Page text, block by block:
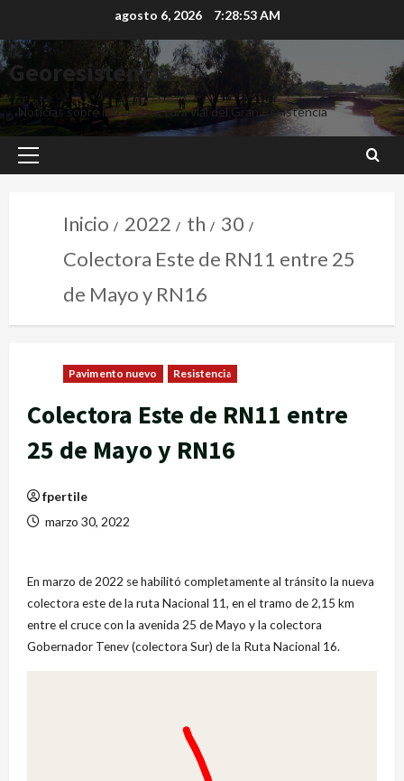
agosto 6, 2026 7:28:54 AM
Georesistencia
Noticias sobre infraestructura vial del Gran Resistencia
Inicio 2022 th
30
Colectora Este de RN11 entre 25
de Mayo y RN16
Pavimento nuevo Resistencia
Colectora Este de RN11 entre
25 de Mayo y RN16
fpertile
marzo 30, 2022
En marzo de 2022 se habilitó completamente al tránsito la nueva
colectora este de la ruta Nacional 11, en el tramo de 2,15 km
entre el cruce con la avenida 25 de Mayo y la colectora
Gobernador Tenev (colectora Sur) de la Ruta Nacional 16.